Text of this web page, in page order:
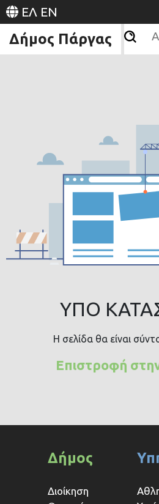
ΕΛ EN
Δήμος Πάργας
ΥΠΌ
Η σελίδα θα είναι
Επιστροφή
Δήμος
Διοίκηση